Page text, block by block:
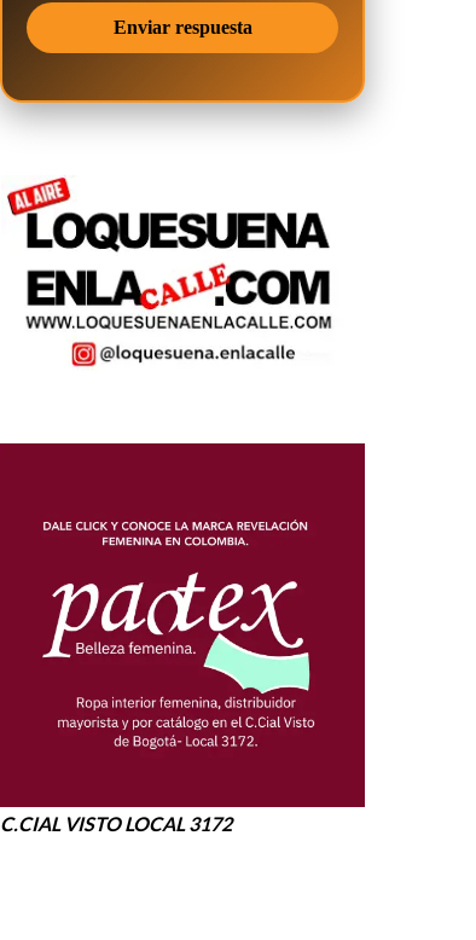
C.CIAL VISTO LOCAL 3172